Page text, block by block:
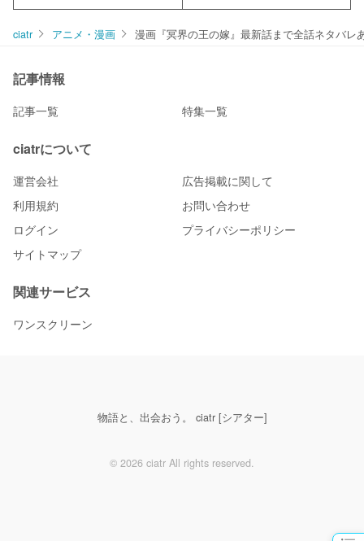
ciatr アニメ・漫画 漫画『冥界の王の嫁』最新話まで全話ネタバ
記事情報
記事一覧 特集一覧
ciatrについて
運営会社
広告掲載に関して
利用規約
お問い合わせ
ログイン
プライバシーポリシー
サイトマップ
関連サービス
ワンスクリーン
物語と、出会おう。 ciatr [シアター]
© 2026 ciatr All rights reserved.